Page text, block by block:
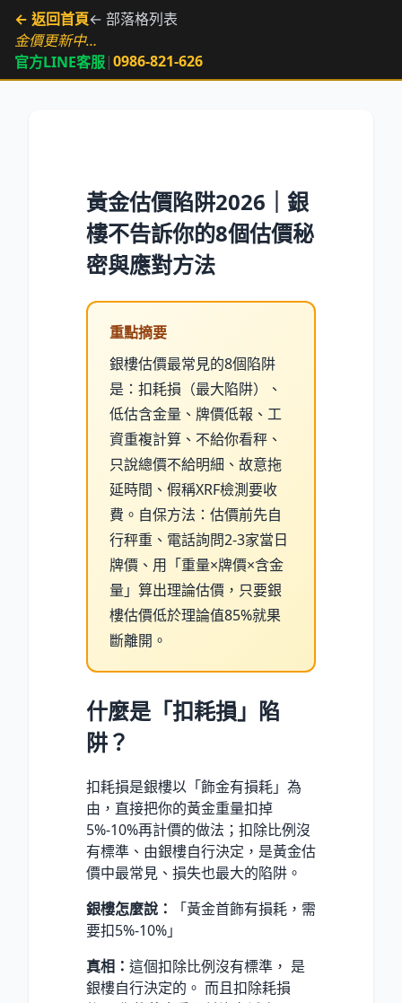
← 返回首頁← 部落格列表
金價更新中…
官方LINE客服|0986-821-626
黃金估價陷阱2026｜銀
樓不告訴你的8個估價秘
密與應對方法
重點摘要
銀樓估價最常見的8個陷阱
是：扣耗損（最大陷阱）、
低估含金量、牌價低報、工
資重複計算、不給你看秤、
只說總價不給明細、故意拖
延時間、假稱XRF檢測要收
費。自保方法：估價前先自
行秤重、電話詢問2-3家當日
牌價、用「重量×牌價×含金
量」算出理論估價，只要銀
樓估價低於理論值85%就果
斷離開。
什麼是「扣耗損」陷
阱？
扣耗損是銀樓以「飾金有損耗」為
由，直接把你的黃金重量扣掉
5%-10%再計價的做法；扣除比例沒
有標準、由銀樓自行決定，是黃金估
價中最常見、損失也最大的陷阱。
銀樓怎麼說：
「黃金首飾有損耗，需
要扣5%-10%」
真相： 這個扣除比例沒有標準， 是
銀樓自行決定的。 而且扣除耗損